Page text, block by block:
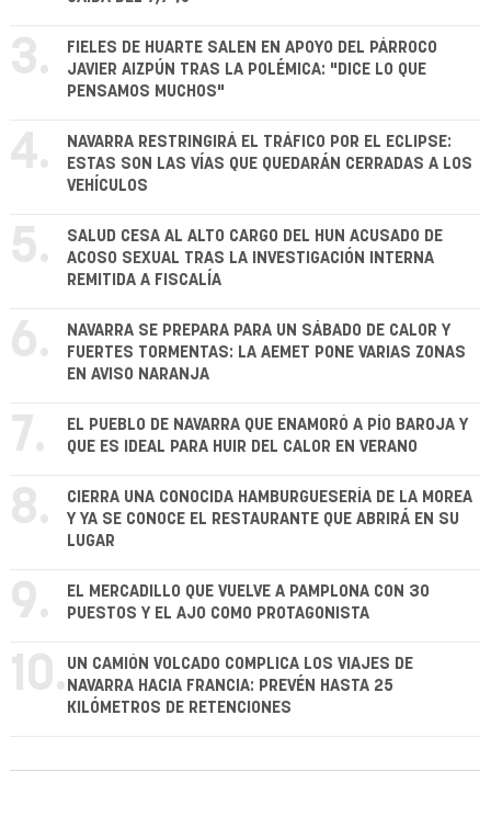
3.
FIELES DE HUARTE SALEN EN APOYO DEL PÁRROCO
JAVIER AIZPÚN TRAS LA POLÉMICA: "DICE LO QUE
PENSAMOS MUCHOS"
4.
NAVARRA RESTRINGIRÁ EL TRÁFICO POR EL ECLIPSE:
ESTAS SON LAS VÍAS QUE QUEDARÁN CERRADAS A LOS
VEHÍCULOS
5.
SALUD CESA AL ALTO CARGO DEL HUN ACUSADO DE
ACOSO SEXUAL TRAS LA INVESTIGACIÓN INTERNA
REMITIDA A FISCALÍA
6.
NAVARRA SE PREPARA PARA UN SÁBADO DE CALOR Y
FUERTES TORMENTAS: LA AEMET PONE VARIAS ZONAS
EN AVISO NARANJA
7.
EL PUEBLO DE NAVARRA QUE ENAMORÓ A PÍO BAROJA Y
QUE ES IDEAL PARA HUIR DEL CALOR EN VERANO
8.
CIERRA UNA CONOCIDA HAMBURGUESERÍA DE LA MOREA
Y YA SE CONOCE EL RESTAURANTE QUE ABRIRÁ EN SU
LUGAR
9.
EL MERCADILLO QUE VUELVE A PAMPLONA CON 30
PUESTOS Y EL AJO COMO PROTAGONISTA
10. UN CAMIÓN VOLCADO COMPLICA LOS VIAJES DE
NAVARRA HACIA FRANCIA: PREVÉN HASTA 25
KILÓMETROS DE RETENCIONES